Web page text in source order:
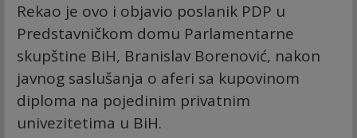
Rekao je ovo i objavio poslanik PDP u
Predstavničkom domu Parlamentarne
skupštine BiH, Branislav Borenović, nakon
javnog saslušanja o aferi sa kupovinom
diploma na pojedinim privatnim
univezitetima u BiH.